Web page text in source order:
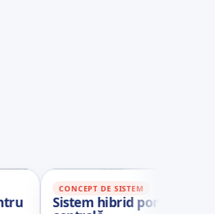
CONCEPT DE SISTEM
Sistem hibrid pompă de căldură și